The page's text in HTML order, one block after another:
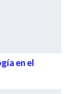
en el